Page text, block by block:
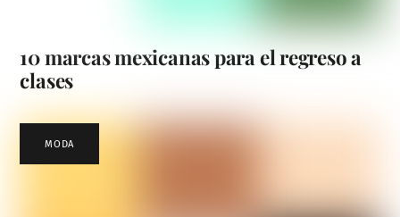
10 marcas mexicanas para el regreso a
clases
MODA